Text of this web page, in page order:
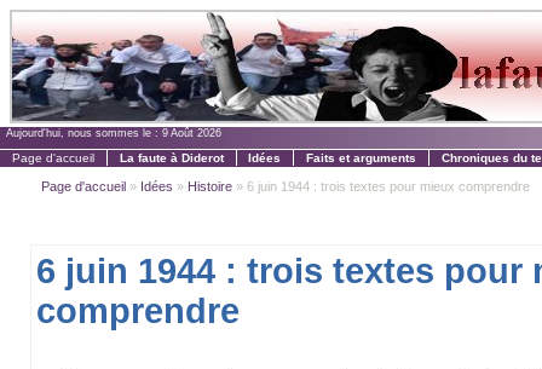
Aujourd'hui, nous sommes le : 9 Août 2026
Page d'accueil La faute à Diderot Idées Faits et arguments Chroniques du
Page d'accueil » Idées » Histoire » 6 juin 1944 : trois textes pour mieux comprendre
6 juin 1944 : trois textes pour
comprendre